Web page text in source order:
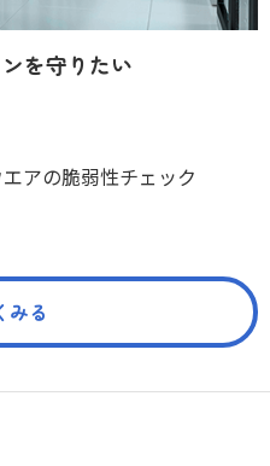
を守りたい
アの脆弱性チェック
みる